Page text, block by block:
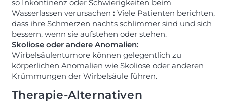
so Inkontinenz oder Schwierigkeiten beim
Wasserlassen verursachen : Viele Patienten berichten,
dass ihre Schmerzen nachts schlimmer sind und sich
bessern, wenn sie aufstehen oder stehen.
Skoliose oder andere Anomalien:
Wirbelsäulentumore können gelegentlich zu
körperlichen Anomalien wie Skoliose oder anderen
Krümmungen der Wirbelsäule führen.
Therapie-Alternativen